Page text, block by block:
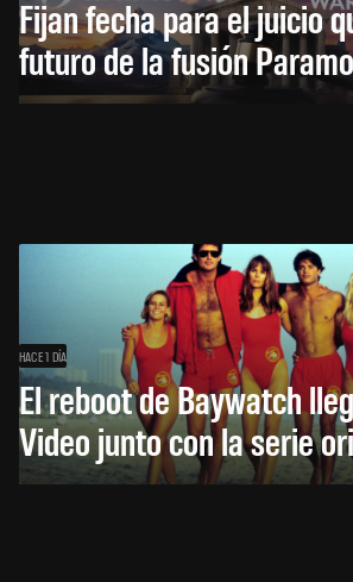
Fijan fecha para el juicio
futuro de la fusión
HACE 1 DÍA
El reboot de Baywatch
Video junto con la serie